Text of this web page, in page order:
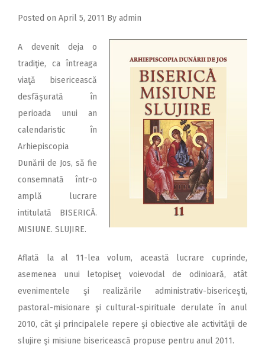
Posted on April 5, 2011 By admin
A devenit deja o
tradiţie, ca întreaga
viaţă bisericească
desfăşurată în
perioada unui an
calendaristic în
Arhiepiscopia
Dunării de Jos, să fie
consemnată într-o
amplă lucrare
intitulată BISERICĂ.
MISIUNE. SLUJIRE.
Aflată la al 11-lea volum, această lucrare cuprinde,
asemenea unui letopiseţ voievodal de odinioară, atât
evenimentele şi realizările administrativ-bisericeşti,
pastoral-misionare şi cultural-spirituale derulate în anul
2010, cât şi principalele repere şi obiective ale activităţii de
slujire şi misiune bisericească propuse pentru anul 2011.